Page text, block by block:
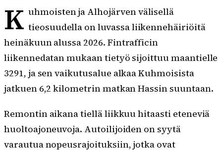
K uhmoisten ja Alhojärven välisellä
tieosuudella on luvassa liikennehäiriöitä
heinäkuun alussa 2026. Fintrafficin
liikennedatan mukaan tietyö sijoittuu maantielle
3291, ja sen vaikutusalue alkaa Kuhmoisista
jatkuen 6,2 kilometrin matkan Hassin suuntaan.
Remontin aikana tiellä liikkuu hitaasti eteneviä
huoltoajoneuvoja. Autoilijoiden on syytä
varautua nopeusrajoituksiin, jotka ovat